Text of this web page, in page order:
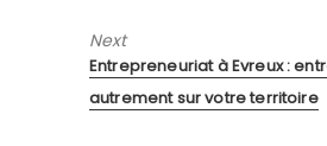
Next
Next
post:
Entrepreneuriat à Evreux :
autrement sur votre territoire